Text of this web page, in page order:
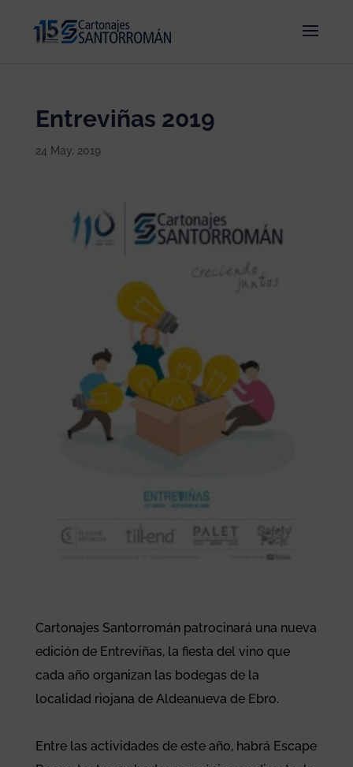
Entreviñas 2019
24 May, 2019
Cartonajes Santorromán patrocinará una nueva
edición de Entreviñas, la fiesta del vino que
cada año organizan las bodegas de la
localidad riojana de Aldeanueva de Ebro.
Entre las actividades de este año, habrá Escape